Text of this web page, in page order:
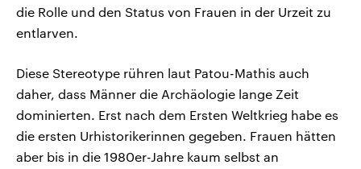
die Rolle und den Status von Frauen in der Urzeit zu
entlarven.
Diese Stereotype rühren laut Patou-Mathis auch
daher, dass Männer die Archäologie lange Zeit
dominierten. Erst nach dem Ersten Weltkrieg habe es
die ersten Urhistorikerinnen gegeben. Frauen hätten
aber bis in die 1980er-Jahre kaum selbst an